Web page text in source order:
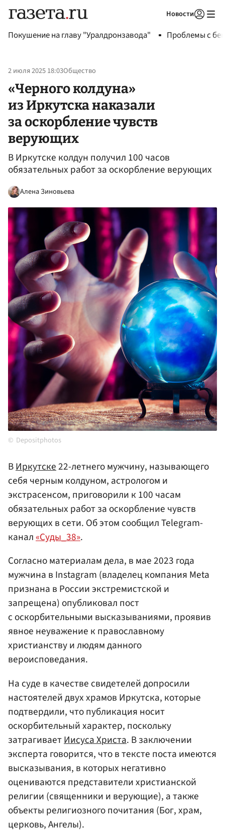
Новости
Покушение на главу "Уралдронзавода" Проблемы с
2 июля 2025 18:03Общество
«Черного колдуна»
из Иркутска наказали
за оскорбление чувств
верующих
В Иркутске колдун получил 100 часов
обязательных работ за оскорбление верующих
Алена Зиновьева
Depositphotos
ВИркутске22-летнего мужчину, называющего
себя черным колдуном, астрологом и
экстрасенсом, приговорили к 100 часам
обязательных работ за оскорбление чувств
верующих в сети. Об этом сообщил Telegram-
канал«Суды_38».
Согласно материалам дела, в мае 2023 года
мужчина в Instagram (владелец компания Meta
признана в России экстремистской и
запрещена) опубликовал пост
с оскорбительными высказываниями, проявив
явное неуважение к православному
христианству и людям данного
вероисповедания.
На суде в качестве свидетелей допросили
настоятелей двух храмов Иркутска, которые
подтвердили, что публикация носит
оскорбительный характер, поскольку
затрагиваетИисуса Христа. В заключении
эксперта говорится, что в тексте поста имеются
высказывания, в которых негативно
оцениваются представители христианской
религии (священники и верующие), а также
объекты религиозного почитания (Бог, храм,
церковь, Ангелы).